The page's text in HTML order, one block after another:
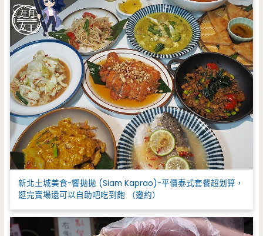
新北土城美食-饗拋拋 (Siam Kaprao)-平價泰式套餐超划算，
逛完賣場還可以自助吧吃到飽 （邀約）